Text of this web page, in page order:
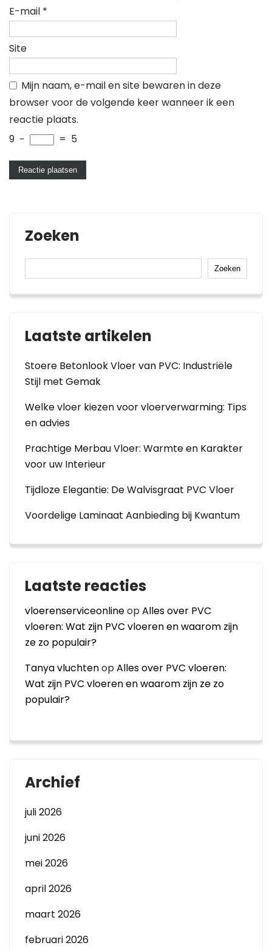
E-mail *
Site
Mijn naam, e-mail en site bewaren in deze
browser voor de volgende keer wanneer ik een
reactie plaats.
9 − = 5
Zoeken
Zoeken
Laatste artikelen
Stoere Betonlook Vloer van PVC: Industriële
Stijl met Gemak
Welke vloer kiezen voor vloerverwarming: Tips
en advies
Prachtige Merbau Vloer: Warmte en Karakter
voor uw Interieur
Tijdloze Elegantie: De Walvisgraat PVC Vloer
Voordelige Laminaat Aanbieding bij Kwantum
Laatste reacties
vloerenserviceonlineopAlles over PVC
vloeren: Wat zijn PVC vloeren en waarom zijn
ze zo populair?
Tanya vluchtenopAlles over PVC vloeren:
Wat zijn PVC vloeren en waarom zijn ze zo
populair?
Archief
juli 2026
juni 2026
mei 2026
april 2026
maart 2026
februari 2026